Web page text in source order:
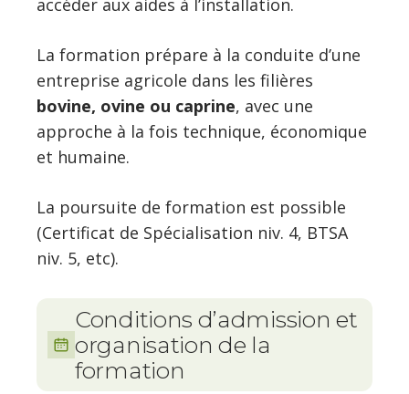
accéder aux aides à l’installation.
La formation prépare à la conduite d’une
entreprise agricole dans les filières
bovine, ovine ou caprine, avec une
approche à la fois technique, économique
et humaine.
La poursuite de formation est possible
(Certificat de Spécialisation niv. 4, BTSA
niv. 5, etc).
Conditions d’admission et
organisation de la
formation